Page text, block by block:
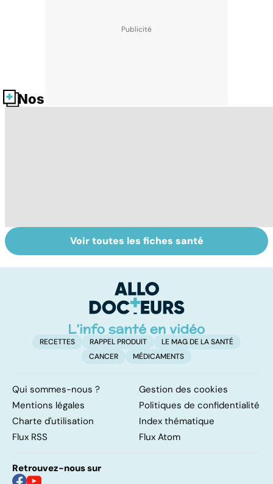
Nos fiches santé
Bien dormir,
mais... sans
Ostéoporose :
préserver le
Voir toutes les fiches santé
RECETTES RAPPEL PRODUIT
LE MAG DE LA SANTÉ
CANCER
MÉDICAMENTS
Qui sommes-nous ?
Gestion des cookies
Mentions légales
Politiques de confidentialité
Charte d'utilisation
Index thématique
Flux RSS
Flux Atom
Retrouvez-nous sur